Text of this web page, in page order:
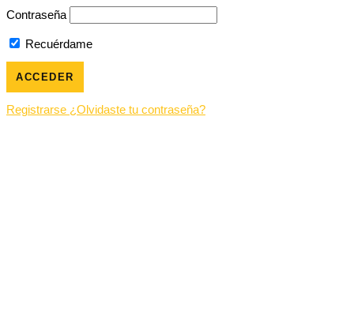
Contraseña
Recuérdame
Registrarse ¿Olvidaste tu contraseña?